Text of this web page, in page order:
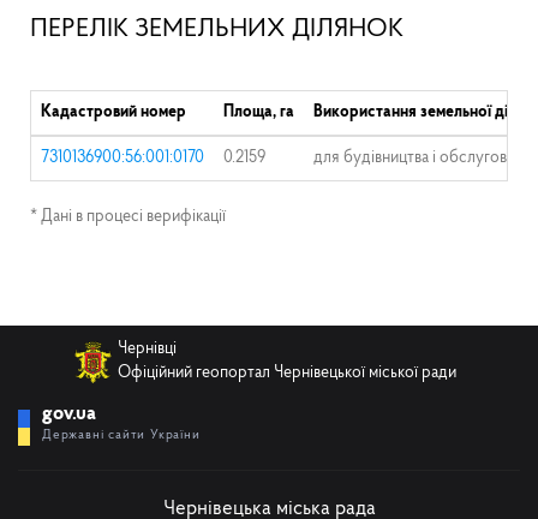
ПЕРЕЛІК ЗЕМЕЛЬНИХ ДІЛЯНОК
Кадастровий номер Площа, га Використання земельної
7310136900:56:001:0170 0.2159 для будівництва і
* Дані в процесі верифікації
Чернівці
Офіційний геопортал Чернівецької міської ради
gov.ua
Державні сайти України
Чернівецька міська рада